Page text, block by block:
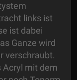
links ist
ist dabei
Ganze wird
verschraubt.
Acryl mit dem